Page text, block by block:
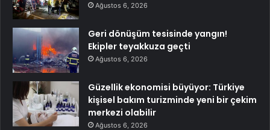
Ağustos 6, 2026
Geri dönüşüm tesisinde yangın!
Ekipler teyakkuza geçti
Ağustos 6, 2026
Güzellik ekonomisi büyüyor: Türkiye
kişisel bakım turizminde yeni bir çekim
merkezi olabilir
Ağustos 6, 2026